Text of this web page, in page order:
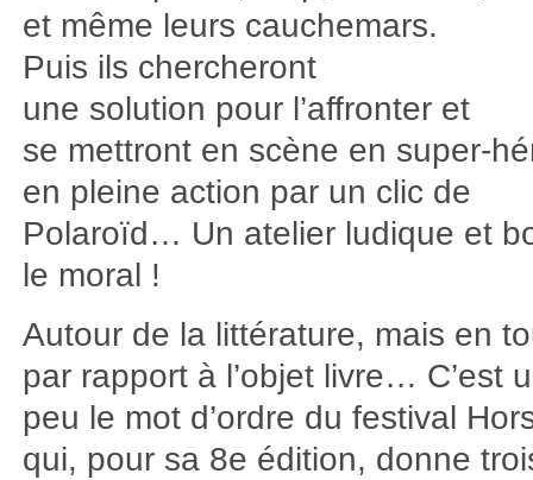
et même leurs cauchemars.
Puis ils chercheront
une solution pour l’affronter et
se mettront en scène en super-
en pleine action par un clic de
Polaroïd… Un atelier ludique et
le moral !
Autour de la littérature, mais en
par rapport à l’objet livre… C’est
peu le mot d’ordre du festival
qui, pour sa 8e édition, donne